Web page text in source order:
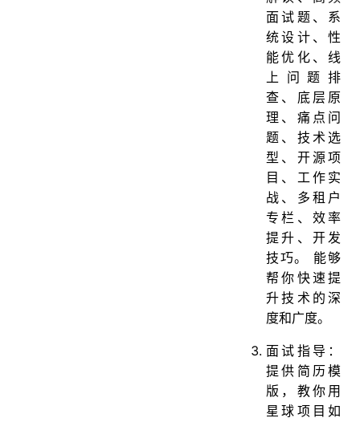
面试题、系
统设计、性
能优化、线
上问题排
查、底层原
理、痛点问
题、技术选
型、开源项
目、工作实
战、多租户
专栏、效率
提升、开发
技巧。 能够
帮你快速提
升技术的深
度和广度。
面试指导：
提供简历模
版，教你用
星球项目如